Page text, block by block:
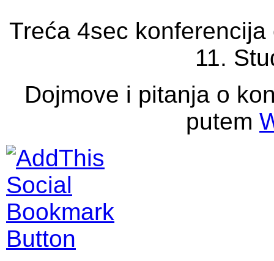
Treća 4sec
11.
Dojmove i pitanja o
putem